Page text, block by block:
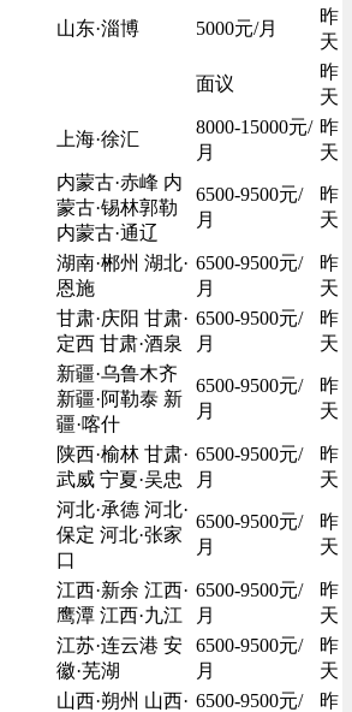
山东·淄博 5000元/月
昨
天
面议
昨
天
上海·徐汇
8000-15000元/
月
昨
天
内蒙古·赤峰 内
蒙古·锡林郭勒
内蒙古·通辽
6500-9500元/
月
昨
天
湖南·郴州 湖北·
恩施
6500-9500元/
月
昨
天
甘肃·庆阳 甘肃·
定西 甘肃·酒泉
6500-9500元/
月
昨
天
新疆·乌鲁木齐
新疆·阿勒泰 新
疆·喀什
6500-9500元/
月
昨
天
陕西·榆林 甘肃·
武威 宁夏·吴忠
6500-9500元/
月
昨
天
河北·承德 河北·
保定 河北·张家
口
6500-9500元/
月
昨
天
江西·新余 江西·
鹰潭 江西·九江
6500-9500元/
月
昨
天
江苏·连云港 安
徽·芜湖
6500-9500元/
月
昨
天
山西·朔州 山西· 6500-9500元/
昨